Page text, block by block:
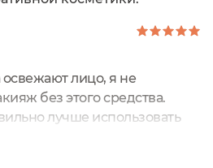
лицо, я не
без этого средства.
лучше использовать
т.к. я предпочитаю